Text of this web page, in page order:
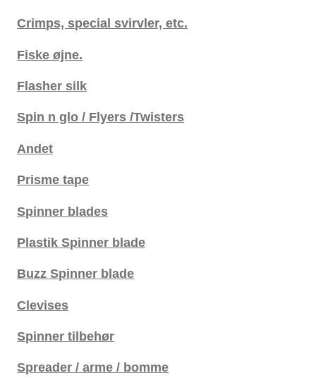
Crimps, special svirvler, etc.
Fiske øjne.
Flasher silk
Spin n glo / Flyers /Twisters
Andet
Prisme tape
Spinner blades
Plastik Spinner blade
Buzz Spinner blade
Clevises
Spinner tilbehør
Spreader / arme / bomme